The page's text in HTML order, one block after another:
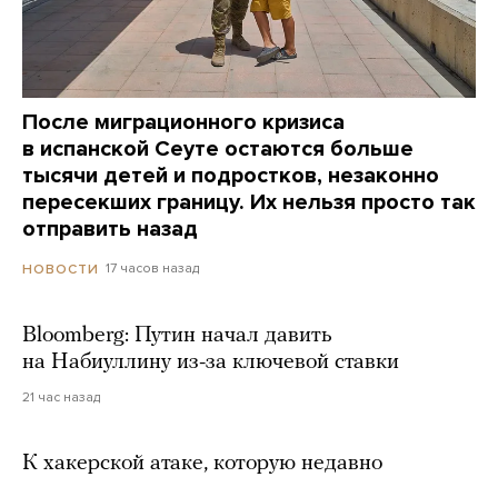
После миграционного кризиса
в испанской Сеуте остаются больше
тысячи детей и подростков, незаконно
пересекших границу. Их нельзя просто так
отправить назад
НОВОСТИ 17 часов назад
Bloomberg: Путин начал давить
на Набиуллину из-за ключевой ставки
21 час назад
К хакерской атаке, которую недавно